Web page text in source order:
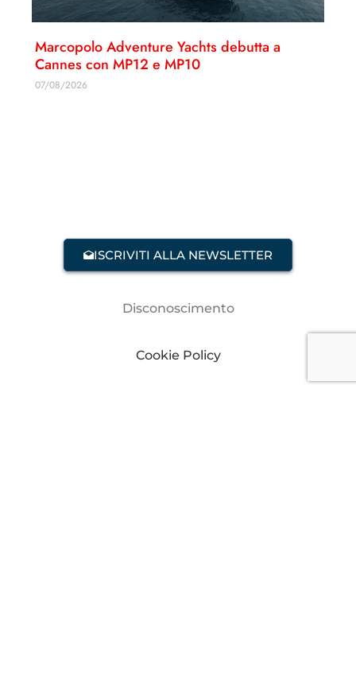
Marcopolo Adventure Yachts debutta a
Cannes con MP12 e MP10
07/08/2026
ISCRIVITI ALLA NEWSLETTER
Disconoscimento
Cookie Policy